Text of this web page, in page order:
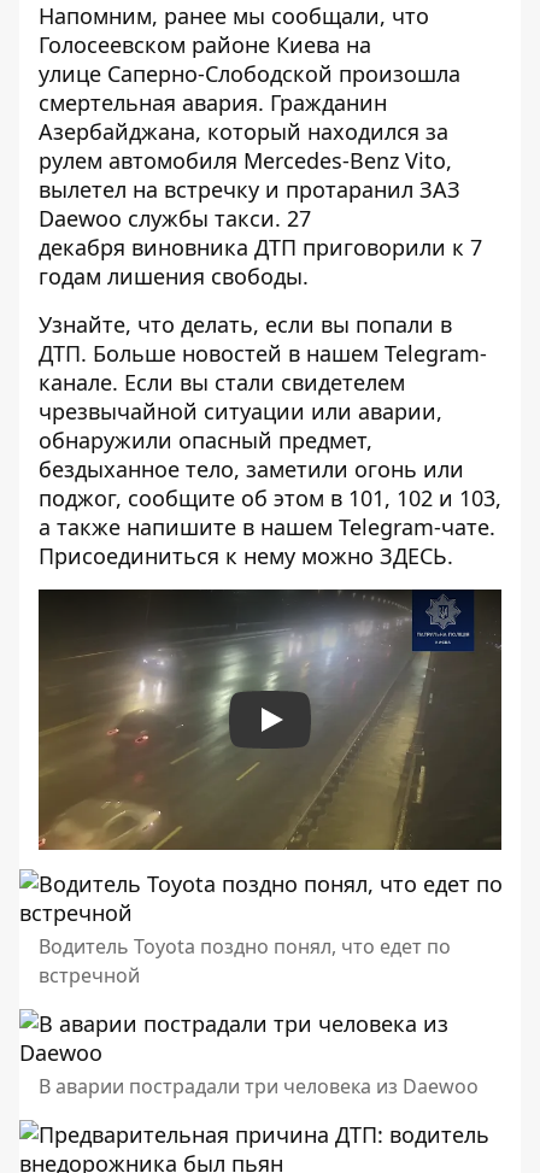
Напомним, ранее мы сообщали, что
Голосеевском районе Киева на
улице Саперно-Слободской произошла
смертельная авария. Гражданин
Азербайджана, который находился за
рулем автомобиля Mercedes-Benz Vito,
вылетел на встречку и протаранил ЗАЗ
Daewoo службы такси. 27
декабря виновника ДТП приговорили к 7
годам лишения свободы.
Узнайте, что делать, если вы попали в
ДТП. Больше новостей в нашем Telegram-
канале. Если вы стали свидетелем
чрезвычайной ситуации или аварии,
обнаружили опасный предмет,
бездыханное тело, заметили огонь или
поджог, сообщите об этом в 101, 102 и 103,
а также напишите в нашем Telegram-чате.
Присоединиться к нему можно ЗДЕСЬ.
Play
Водитель Toyota поздно понял, что едет по
встречной
В аварии пострадали три человека из Daewoo